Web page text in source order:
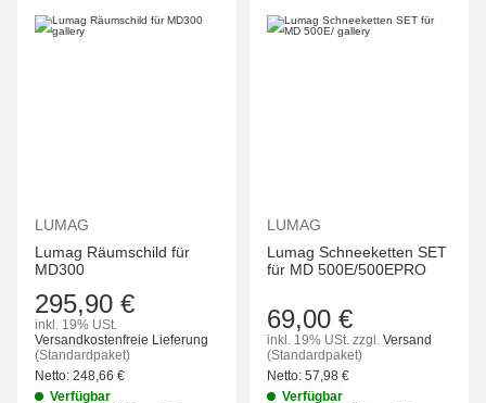
LUMAG
Lumag Räumschild für
MD300
295,90 €
inkl. 19% USt.
Versandkostenfreie Lieferung
(Standardpaket)
Netto: 248,66 €
Verfügbar
LUMAG
Lumag Schneeketten SET
für MD 500E/500EPRO
69,00 €
inkl. 19% USt. zzgl. Versand
(Standardpaket)
Netto: 57,98 €
Verfügbar